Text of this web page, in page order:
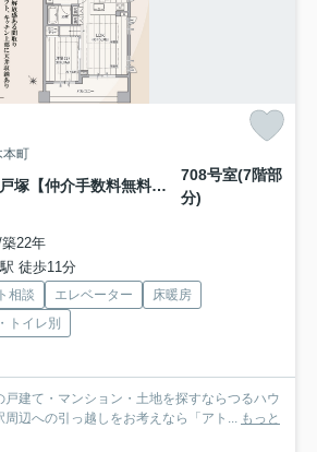
本町
アトラスシアンズ東戸塚【仲介手数料無料】ペット可♪
708号室(7階部
分)
22年
徒歩11分
相談 エレベーター
床暖房
トイレ別
建て・マンション・土地を探すならつるハウ
辺への引っ越しをお考えなら「アト...
もっと